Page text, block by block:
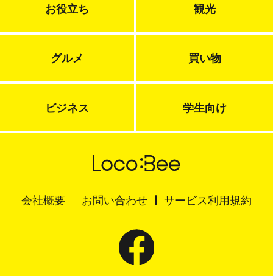
お役立ち 観光
グルメ 買い物
ビジネス 学生向け
会社概要 お問い合わせ サービス利用規約